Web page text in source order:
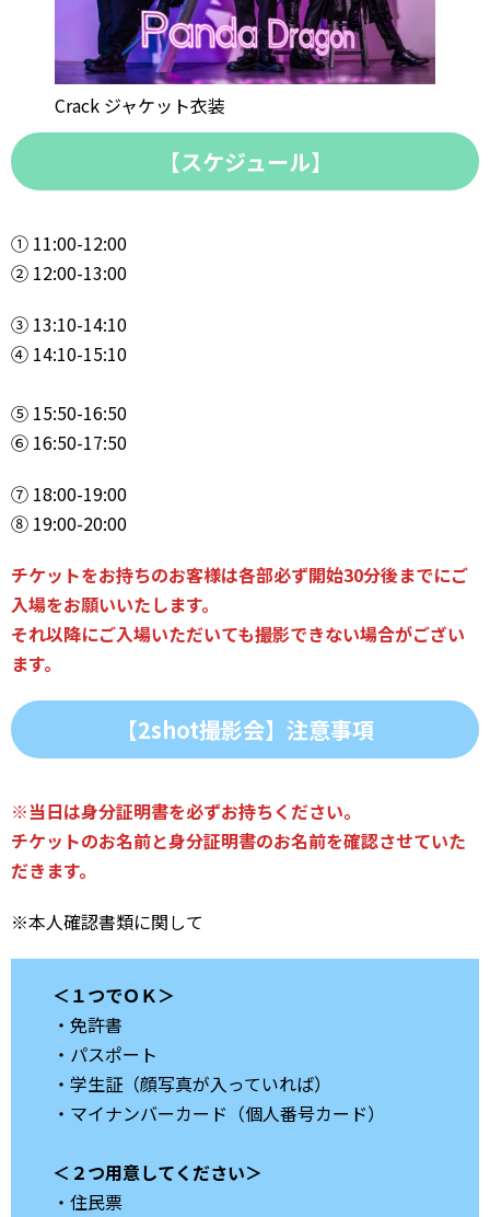
Crack ジャケット衣装
【スケジュール】
① 11:00-12:00
② 12:00-13:00
③ 13:10-14:10
④ 14:10-15:10
⑤ 15:50-16:50
⑥ 16:50-17:50
⑦ 18:00-19:00
⑧ 19:00-20:00
チケットをお持ちのお客様は各部必ず開始30分後までにご
入場をお願いいたします。
それ以降にご入場いただいても撮影できない場合がござい
ます。
【2shot撮影会】注意事項
※当日は身分証明書を必ずお持ちください。
チケットのお名前と身分証明書のお名前を確認させていた
だきます。
※本人確認書類に関して
＜１つでＯＫ＞
・免許書
・パスポート
・学生証（顔写真が入っていれば）
・マイナンバーカード（個人番号カード）
＜２つ用意してください＞
・住民票